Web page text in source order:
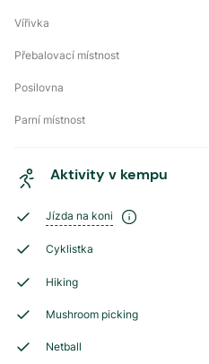
Vířivka
Přebalovací místnost
Posilovna
Parní místnost
Aktivity v kempu
Jízda na koni
Cyklistka
Hiking
Mushroom picking
Netball